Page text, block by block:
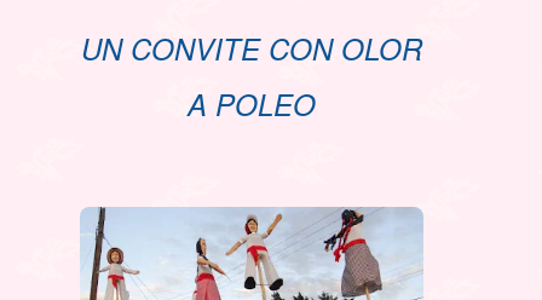
UN CONVITE CON OLOR
A POLEO